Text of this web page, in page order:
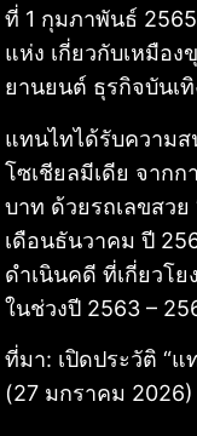
ที่ 1 กุมภาพันธ์
แห่ง เกี่ยวกับเหมือ
ยานยนต์ ธุรกิจบันเ
แทนไทได้รับความ
โซเชียลมีเดีย จาก
บาท ด้วยรถเลขสวย
เดือนธันวาคม ปี
ดำเนินคดี ที่เกี่ยวโ
ในช่วงปี 2563 –
ที่มา: เปิดประวัติ “
(27 มกราคม 2026)